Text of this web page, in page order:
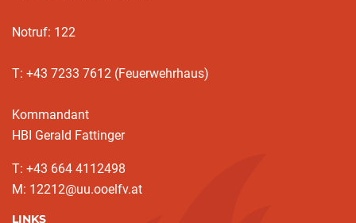
Notruf: 122
T: +43 7233 7612 (Feuerwehrhaus)
Kommandant
HBI Gerald Fattinger
T: +43 664 4112498
M: 12212@uu.ooelfv.at
LINKS